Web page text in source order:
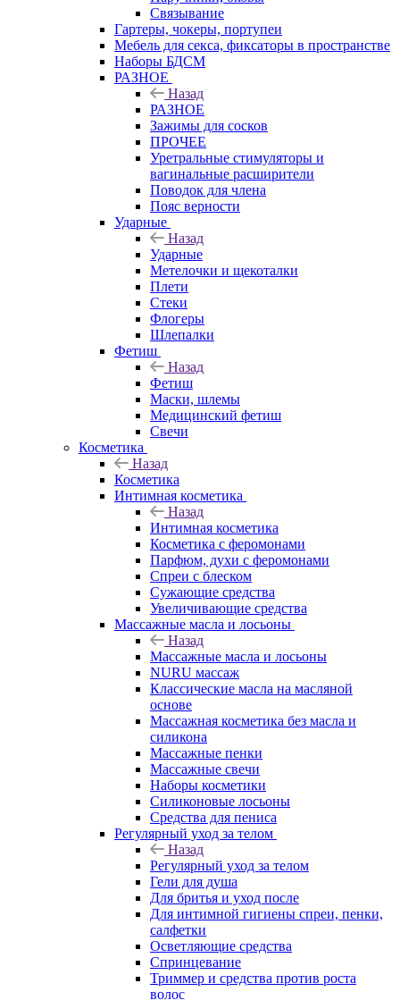
Связывание
Гартеры, чокеры, портупеи
Мебель для секса, фиксаторы в пространстве
Наборы БДСМ
РАЗНОЕ
Назад
РАЗНОЕ
Зажимы для сосков
ПРОЧЕЕ
Уретральные стимуляторы и
вагинальные расширители
Поводок для члена
Пояс верности
Ударные
Назад
Ударные
Метелочки и щекоталки
Плети
Стеки
Флогеры
Шлепалки
Фетиш
Назад
Фетиш
Маски, шлемы
Медицинский фетиш
Свечи
Косметика
Назад
Косметика
Интимная косметика
Назад
Интимная косметика
Косметика с феромонами
Парфюм, духи с феромонами
Спреи с блеском
Сужающие средства
Увеличивающие средства
Массажные масла и лосьоны
Назад
Массажные масла и лосьоны
NURU массаж
Классические масла на масляной
основе
Массажная косметика без масла и
силикона
Массажные пенки
Массажные свечи
Наборы косметики
Силиконовые лосьоны
Средства для пениса
Регулярный уход за телом
Назад
Регулярный уход за телом
Гели для душа
Для бритья и уход после
Для интимной гигиены спреи, пенки,
салфетки
Осветляющие средства
Спринцевание
Триммер и средства против роста
волос